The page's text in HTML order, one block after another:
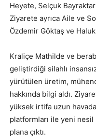
Heyete, Selçuk
Ziyarete ayrıca Aile ve
Özdemir Göktaş ve Haluk
Kraliçe Mathilde ve
geliştirdiği silahlı
yürütülen üretim,
hakkında bilgi aldı.
yüksek irtifa uzun
platformları ile yeni nesil
plana çıktı.